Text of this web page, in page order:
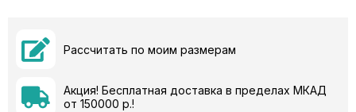
Рассчитать по моим размерам
Акция! Бесплатная доставка в пределах МКАД
от 150000 р.!